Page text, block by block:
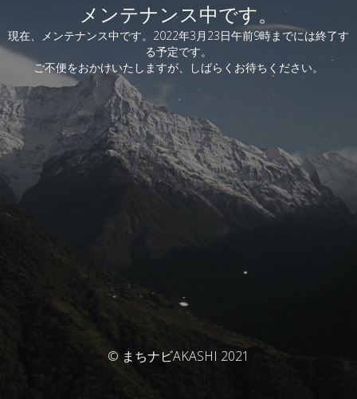
メンテナンス中です。
現在、メンテナンス中です。2022年3月23日午前9時までには終了す
る予定です。
ご不便をおかけいたしますが、しばらくお待ちください。
© まちナビAKASHI 2021